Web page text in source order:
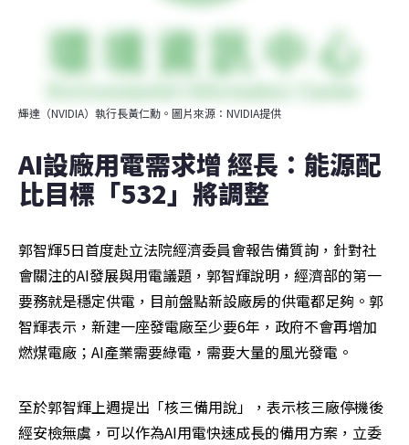
輝達（NVIDIA）執行長黃仁勳。圖片來源：NVIDIA提供
AI設廠用電需求增 經長：能源配
比目標「532」將調整
郭智輝5日首度赴立法院經濟委員會報告備質詢，針對社
會關注的AI發展與用電議題，郭智輝說明，經濟部的第一
要務就是穩定供電，目前盤點新設廠房的供電都足夠。郭
智輝表示，新建一座發電廠至少要6年，政府不會再增加
燃煤電廠；AI產業需要綠電，需要大量的風光發電。
至於郭智輝上週提出「核三備用說」，表示核三廠停機後
經安檢無虞，可以作為AI用電快速成長的備用方案，立委